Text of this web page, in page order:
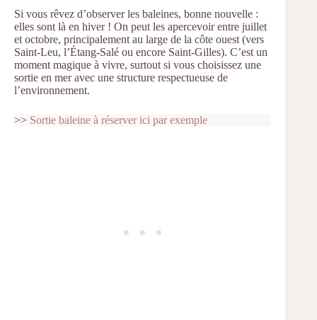
Si vous rêvez d’observer les baleines, bonne nouvelle :
elles sont là en hiver ! On peut les apercevoir entre juillet
et octobre, principalement au large de la côte ouest (vers
Saint-Leu, l’Étang-Salé ou encore Saint-Gilles). C’est un
moment magique à vivre, surtout si vous choisissez une
sortie en mer avec une structure respectueuse de
l’environnement.
>> Sortie baleine à réserver ici par exemple